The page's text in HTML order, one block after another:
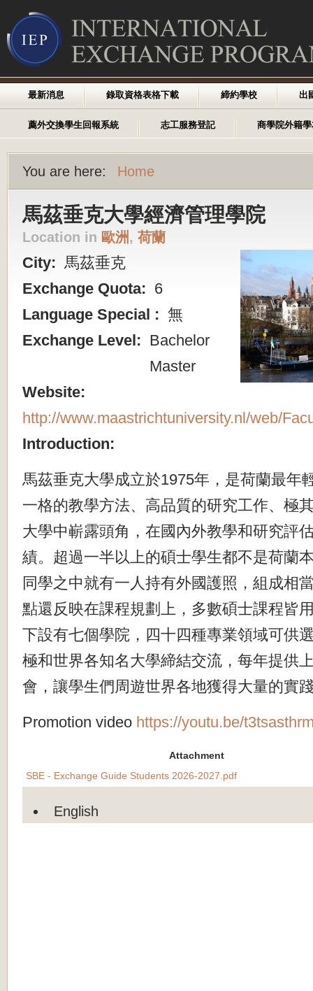
最新消息 錄取資格表格下載 締約學校 出
薦外交換學生回報系統 志工服務登記 商學院外籍
You are here: Home
馬茲垂克大學經濟管理學院
Location in 歐洲, 荷蘭
City: 馬茲垂克
Exchange Quota: 6
Language Special : 無
Exchange Level: Bachelor
Master
Website:
http://www.maastrichtuniversity.nl/web/
Introduction:
馬茲垂克大學成立於1975年，是荷蘭最年
一格的教學方法、高品質的研究工作、極
大學中嶄露頭角，在國內外教學和研究評
績。超過一半以上的碩士學生都不是荷蘭
同學之中就有一人持有外國護照，組成相
點還反映在課程規劃上，多數碩士課程皆
下設有七個學院，四十四種專業領域可供
極和世界各知名大學締結交流，每年提供
會，讓學生們周遊世界各地獲得大量的實
Promotion video https://youtu.be/
Attachment
SBE - Exchange Guide Students 2026-2027.pdf
English